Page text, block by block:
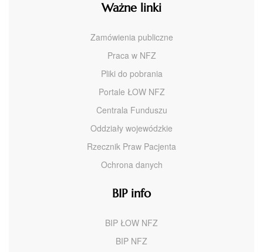
Ważne linki
Zamówienia publiczne
Praca w NFZ
Pliki do pobrania
Portale ŁOW NFZ
Centrala Funduszu
Oddziały wojewódzkie
Rzecznik Praw Pacjenta
Ochrona danych
BIP info
BIP ŁOW NFZ
BIP NFZ